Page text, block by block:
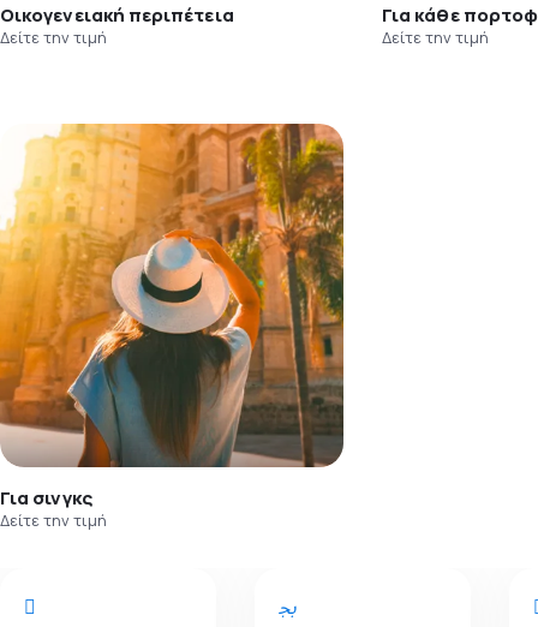
Οικογενειακή περιπέτεια
Δείτε την τιμή
Για κάθε
Δείτε την τιμή
Για σινγκς
Δείτε την τιμή